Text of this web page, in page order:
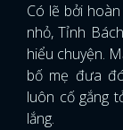
Có lẽ bởi
nhỏ, Tỉnh
hiểu chuyện.
bố mẹ đưa
luôn cố gắng
lắng.